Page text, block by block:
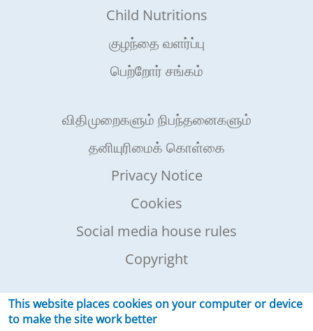
Child Nutritions
குழந்தை வளர்ப்பு
பெற்றோர் சங்கம்
விதிமுறைகளும் நிபந்தனைகளும்
தனியுரிமைக் கொள்கை
Privacy Notice
Cookies
Social media house rules
Copyright
தயாரிப்புகள்
This website places cookies on your computer or device
to make the site work better